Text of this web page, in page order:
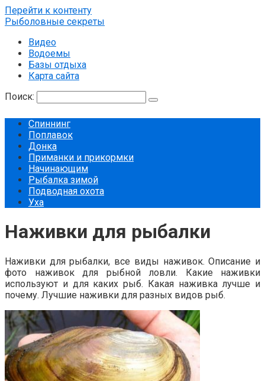
Перейти к контенту
Рыболовные секреты
Видео
Водоемы
Базы отдыха
Карта сайта
Поиск:
Спиннинг
Поплавок
Донка
Приманки и прикормки
Начинающим
Рыбалка зимой
Подводная охота
Уха
Наживки для рыбалки
Наживки для рыбалки, все виды наживок. Описание и
фото наживок для рыбной ловли. Какие наживки
используют и для каких рыб. Какая наживка лучше и
почему. Лучшие наживки для разных видов рыб.